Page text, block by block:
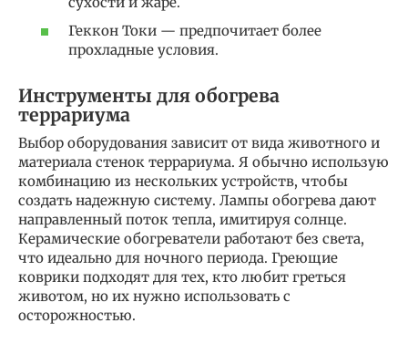
Геккон Токи — предпочитает более
прохладные условия.
Инструменты для обогрева
террариума
Выбор оборудования зависит от вида животного и
материала стенок террариума. Я обычно использую
комбинацию из нескольких устройств, чтобы
создать надежную систему. Лампы обогрева дают
направленный поток тепла, имитируя солнце.
Керамические обогреватели работают без света,
что идеально для ночного периода. Греющие
коврики подходят для тех, кто любит греться
животом, но их нужно использовать с
осторожностью.